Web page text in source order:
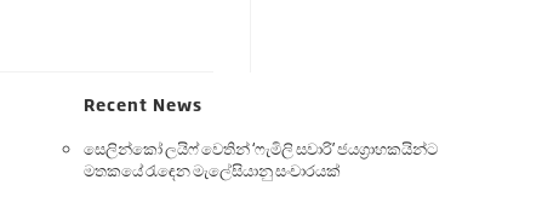
Recent News
සෙලින්කෝ ලයිෆ් වෙතින් ‘ෆැමිලි සවාරි’ ජයග්‍රාහකයින්ට
මතකයේ රැඳෙන මැලේසියානු සංචාරයක්